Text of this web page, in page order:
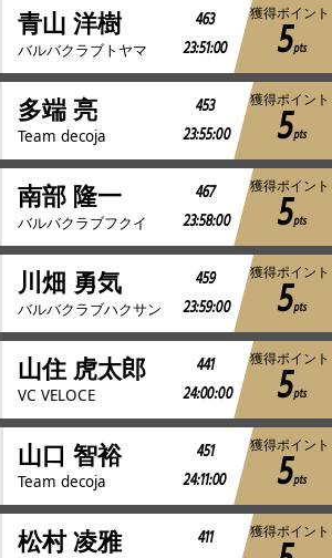
青山 洋樹
バルバクラブトヤマ
463
23:51:00
獲得ポイント
5pts
多端 亮
Team decoja
453
23:55:00
獲得ポイント
5pts
南部 隆一
バルバクラブフクイ
467
23:58:00
獲得ポイント
5pts
川畑 勇気
バルバクラブハクサン
459
23:59:00
獲得ポイント
5pts
山住 虎太郎
VC VELOCE
441
24:00:00
獲得ポイント
5pts
山口 智裕
Team decoja
451
24:11:00
獲得ポイント
5pts
松村 凌雅
411
獲得ポイント